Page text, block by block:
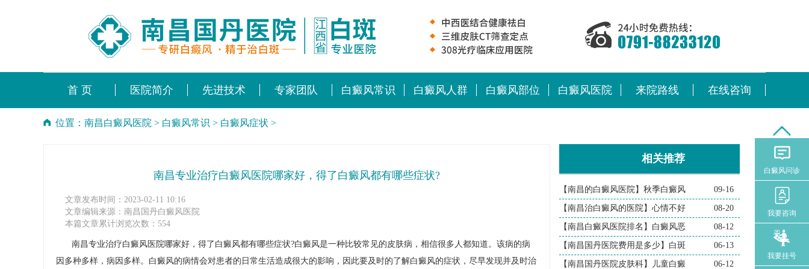
首 页 医院简介 先进技术 专家团队 白癜风常识 白癜风人群 白癜风部位 白癜风医院 来院路线 在线咨询
位置： 南昌白癜风医院 > 白癜风常识 > 白癜风症状 >
南昌专业治疗白癜风医院哪家好，得了白癜风都有哪些症状?
文章发布时间：2023-02-11 10:16
文章编辑来源：南昌国丹白癜风医院
本篇文章累计浏览次数：554
南昌专业治疗白癜风医院哪家好，得了白癜风都有哪些症状?白癜风是一种比较常见的皮肤病，相信很多人都知道。该病的病
因多种多样，病因多样。白癜风的病情会对患者的日常生活造成很大的影响，因此要及时的了解白癜风的症状，尽早发现并及时治
相关推荐
【南昌的白癜风医院】秋季白癜风 09-16
【南昌治白癜风的医院】心情不好 08-20
【南昌白癜风医院排名】白癜风恶 08-12
【南昌国丹医院费用是多少】白斑 06-13
【南昌国丹医院皮肤科】儿童白癜 06-12
白癜风问诊
我要咨询
我要挂号